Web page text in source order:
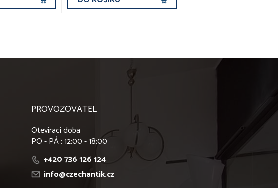
PROVOZOVATEL
Otevírací doba
PO - PÁ : 12:00 - 18:00
+420 736 126 124
info@czechantik.cz